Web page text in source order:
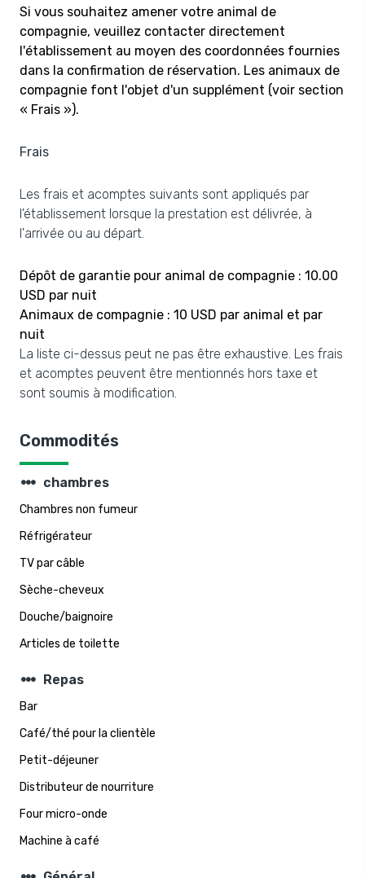
Si vous souhaitez amener votre animal de
compagnie, veuillez contacter directement
l'établissement au moyen des coordonnées fournies
dans la confirmation de réservation. Les animaux de
compagnie font l'objet d'un supplément (voir section
« Frais »).
Frais
Les frais et acomptes suivants sont appliqués par
l'établissement lorsque la prestation est délivrée, à
l'arrivée ou au départ.
Dépôt de garantie pour animal de compagnie : 10.00
USD par nuit
Animaux de compagnie : 10 USD par animal et par
nuit
La liste ci-dessus peut ne pas être exhaustive. Les frais
et acomptes peuvent être mentionnés hors taxe et
sont soumis à modification.
Commodités
steppers chambres
Chambres non fumeur
Réfrigérateur
TV par câble
Sèche-cheveux
Douche/baignoire
Articles de toilette
steppers Repas
Bar
Café/thé pour la clientèle
Petit-déjeuner
Distributeur de nourriture
Four micro-onde
Machine à café